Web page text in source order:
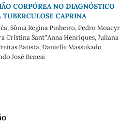
CORPÓREA NO DIAGNÓSTICO
CAPRINA
Sônia Regina Pinheiro, Pedro Moacyr
Cristina Sant‟Anna Henriques, Juliana
Batista, Danielle Massukado
José Benesi